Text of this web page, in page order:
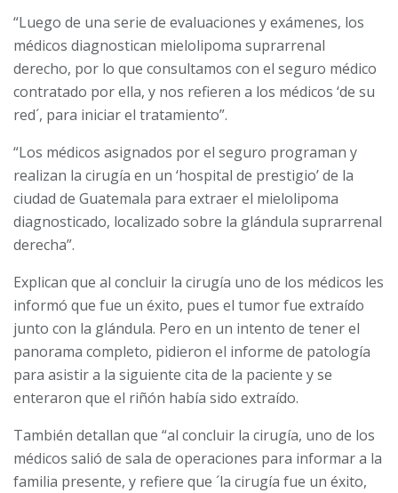
“Luego de una serie de evaluaciones y exámenes, los
médicos diagnostican mielolipoma suprarrenal
derecho, por lo que consultamos con el seguro médico
contratado por ella, y nos refieren a los médicos ‘de su
red´, para iniciar el tratamiento”.
“Los médicos asignados por el seguro programan y
realizan la cirugía en un ‘hospital de prestigio’ de la
ciudad de Guatemala para extraer el mielolipoma
diagnosticado, localizado sobre la glándula suprarrenal
derecha”.
Explican que al concluir la cirugía uno de los médicos les
informó que fue un éxito, pues el tumor fue extraído
junto con la glándula. Pero en un intento de tener el
panorama completo, pidieron el informe de patología
para asistir a la siguiente cita de la paciente y se
enteraron que el riñón había sido extraído.
También detallan que “al concluir la cirugía, uno de los
médicos salió de sala de operaciones para informar a la
familia presente, y refiere que ´la cirugía fue un éxito,